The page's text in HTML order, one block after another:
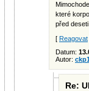
které
před
[ Reagovat
Datum:
Autor:
Re: